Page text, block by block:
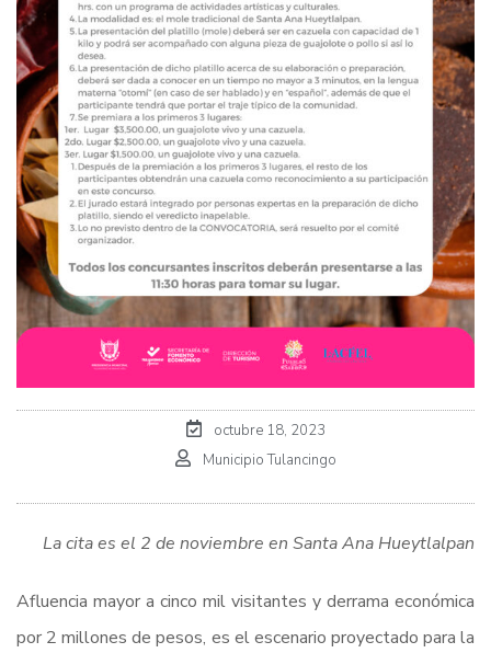
octubre 18, 2023
Municipio Tulancingo
La cita es el 2 de noviembre en Santa Ana Hueytlalpan
Afluencia mayor a cinco mil visitantes y derrama económica
por 2 millones de pesos, es el escenario proyectado para la